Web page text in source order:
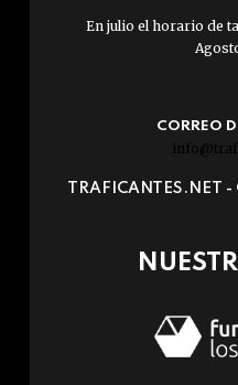
En julio el horario de
CORREO
TRAFICANTES.NET -